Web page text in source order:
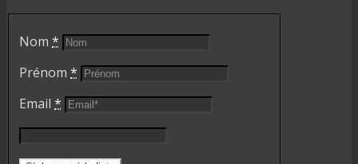
Nom *
Prénom *
Email *